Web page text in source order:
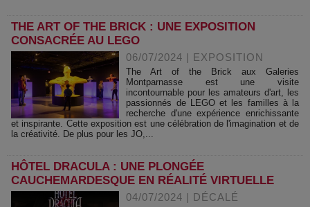
THE ART OF THE BRICK : UNE EXPOSITION
CONSACRÉE AU LEGO
06/07/2024 | EXPOSITION
The Art of the Brick aux Galeries
Montparnasse est une visite
incontournable pour les amateurs d'art, les
passionnés de LEGO et les familles à la
recherche d'une expérience enrichissante
et inspirante. Cette exposition est une célébration de l'imagination et de
la créativité. De plus pour les JO,...
HÔTEL DRACULA : UNE PLONGÉE
CAUCHEMARDESQUE EN RÉALITÉ VIRTUELLE
04/07/2024 | DÉCALÉ